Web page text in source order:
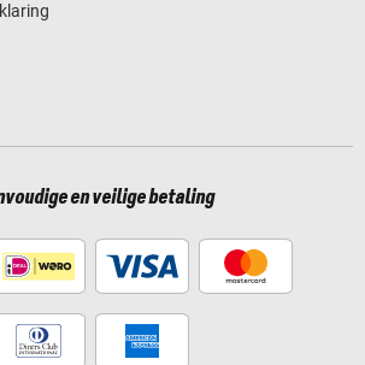
en veilige betaling